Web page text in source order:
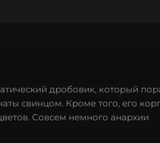
дробовик, который
свинцом. Кроме того, его
Совсем немного анархии